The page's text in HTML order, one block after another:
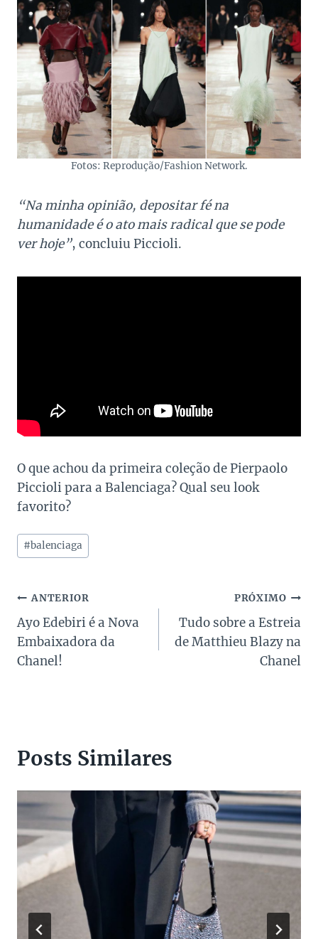
Fotos: Reprodução/Fashion Network.
“Na minha opinião, depositar fé na
humanidade é o ato mais radical que se pode
ver hoje”, concluiu Piccioli.
O que achou da primeira coleção de Pierpaolo
Piccioli para a Balenciaga? Qual seu look
favorito?
Tags
do
#balenciaga
Navegação
de
Post
ANTERIOR
Ayo Edebiri é a Nova
Embaixadora da
Chanel!
PRÓXIMO
Tudo sobre a Estreia
de Matthieu Blazy na
Chanel
Posts Similares